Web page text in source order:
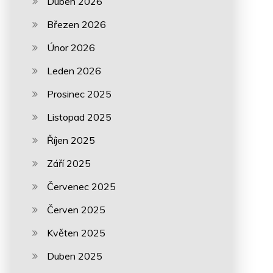
Březen 2026
Únor 2026
Leden 2026
Prosinec 2025
Listopad 2025
Říjen 2025
Září 2025
Červenec 2025
Červen 2025
Květen 2025
Duben 2025